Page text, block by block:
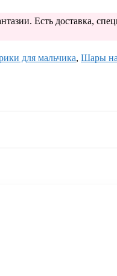
Есть доставка,
для мальчика, Шары